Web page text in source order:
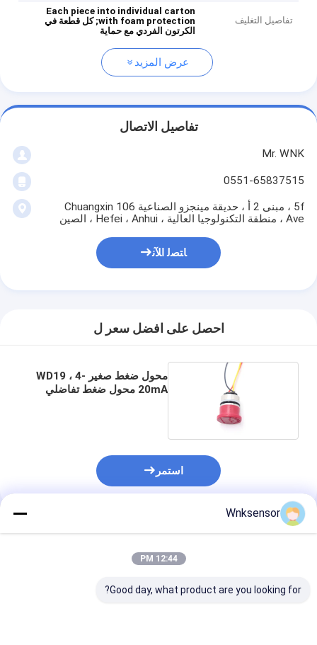
تفاصيل التغليف
Each piece into individual carton
with foam protection; كل قطعة في
الكرتون الفردي مع حماية
عرض المزيد
تفاصيل الاتصال
Mr. WNK
0551-65837515
5f ، مبنى 2 أ ، حديقة مينجزو الصناعية 106 Chuangxin
Ave ، منطقة التكنولوجيا العالية ، Hefei ، Anhui ، الصين
ﺎﺘﺼﻟ ﺍﻶﻧ
احصل على افضل سعر ل
محول ضغط صغير WD19 ، 4-
20mA محول ضغط تفاضلي
استمر
المنتجات الموصى بها
Wnksensor
12:44 PM
Good day, what product are you looking for?